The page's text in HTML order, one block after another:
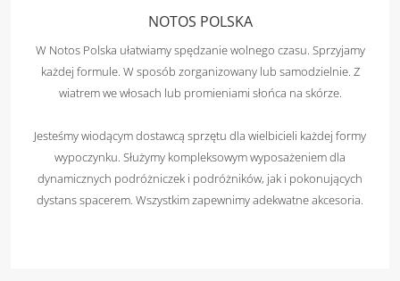
NOTOS POLSKA
W Notos Polska ułatwiamy spędzanie wolnego czasu. Sprzyjamy
każdej formule. W sposób zorganizowany lub samodzielnie. Z
wiatrem we włosach lub promieniami słońca na skórze.
Jesteśmy wiodącym dostawcą sprzętu dla wielbicieli każdej formy
wypoczynku. Służymy kompleksowym wyposażeniem dla
dynamicznych podróżniczek i podróżników, jak i pokonujących
dystans spacerem. Wszystkim zapewnimy adekwatne akcesoria.